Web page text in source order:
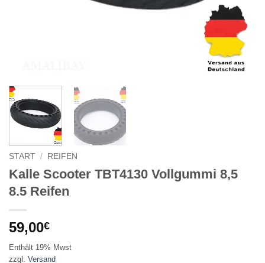
START / REIFEN
Kalle Scooter TBT4130 Vollgummi 8,5
8.5 Reifen
59,00€
Enthält 19% Mwst
zzgl. Versand